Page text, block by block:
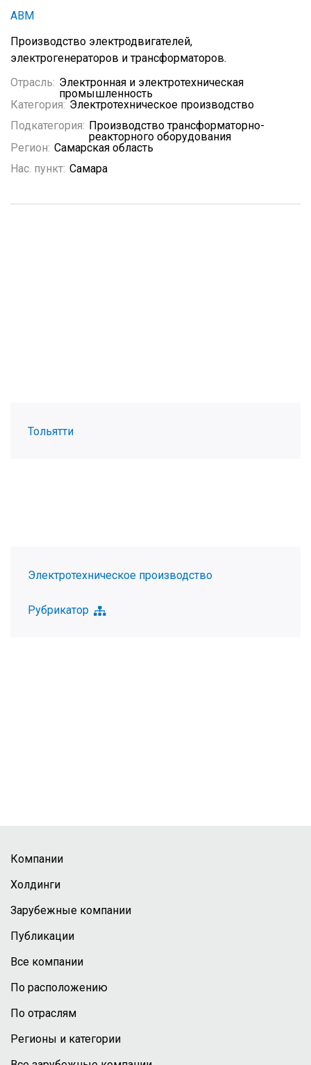
АВМ
Производство электродвигателей,
электрогенераторов и трансформаторов.
Отрасль: Электронная и электротехническая
промышленность
Категория: Электротехническое производство
Подкатегория: Производство трансформаторно-
реакторного оборудования
Регион: Самарская область
Нас. пункт: Самара
Тольятти
Электротехническое производство
Рубрикатор
Компании
Холдинги
Зарубежные компании
Публикации
Все компании
По расположению
По отраслям
Регионы и категории